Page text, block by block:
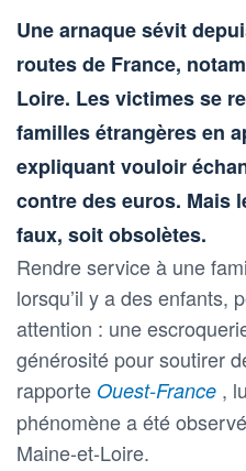
Une arnaque sévit
routes de France,
Loire. Les victimes se
familles étrangères en
expliquant vouloir
contre des euros. Mais
faux, soit obsolètes.
Rendre service à une
lorsqu’il y a des enfants,
attention : une
générosité pour soutirer
rapporte Ouest-France ,
phénomène a été
Maine-et-Loire.